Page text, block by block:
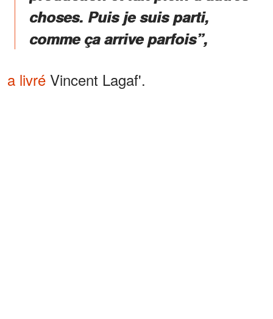
choses. Puis je suis parti,
comme ça arrive parfois”,
a livré Vincent Lagaf'.